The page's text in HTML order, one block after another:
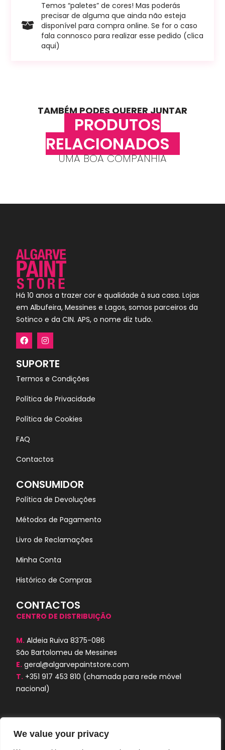
We value your privacy
Temos “paletes” de cores! Mas poderás
precisar de alguma que ainda não esteja
disponível para compra online. Se for o caso
fala connosco para realizar esse pedido (clica
aqui)
TAMBÉM PODES QUERER JUNTAR
PRODUTOS
RELACIONADOS
UMA BOA COMPANHIA
Há 10 anos a trazer cor e qualidade à sua casa. Lojas
em Albufeira, Messines e Lagos, somos parceiros da
Sotinco e da CIN. APS, o nome diz tudo.
SUPORTE
Termos e Condições
Política de Privacidade
Política de Cookies
FAQ
Contactos
CONSUMIDOR
Política de Devoluções
Métodos de Pagamento
Livro de Reclamações
Minha Conta
Histórico de Compras
CONTACTOS
CENTRO DE DISTRIBUIÇÃO
M. Aldeia Ruiva 8375-086
São Bartolomeu de Messines
E. geral@algarvepaintstore.com
T. +351 917 453 810 (chamada para rede móvel
nacional)